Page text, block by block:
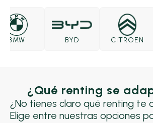
BYD CITROËN
¿Qué renting se
¿No tienes claro qué renting te
Elige entre nuestras opciones